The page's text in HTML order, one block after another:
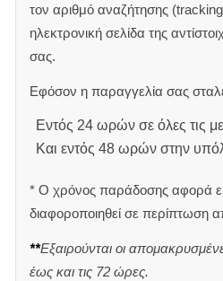
τον αριθμό αναζήτησης
ηλεκτρονική σελίδα της
σας.
Εφόσον η παραγγελία σας
Εντός 24 ωρών σε όλες τις
Και εντός 48 ωρών στην
* Ο χρόνος παράδοσης αφορά
διαφοροποιηθεί σε
**Εξαιρούνται οι
έως και τις 72 ώρες.